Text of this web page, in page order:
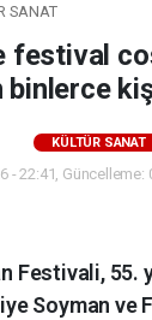
SANAT
festival
binlerce
KÜLTÜR SANAT
- 22:41, Güncelleme:
Festivali, 55.
Soyman ve